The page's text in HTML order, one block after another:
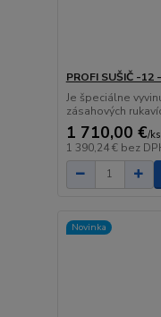
PROFI SUŠIČ -
Je špeciálne
zásahových
1 710,00 €/ks
1 390,24 € bez
Novinka